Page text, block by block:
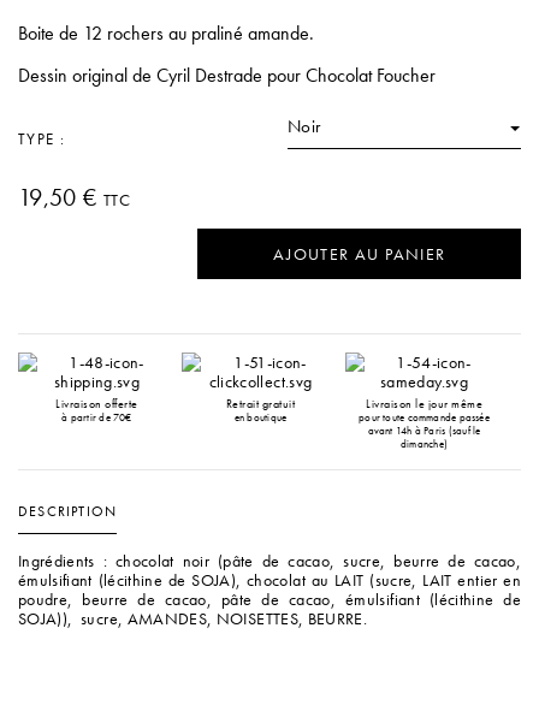
Boite de 12 rochers au praliné amande.
Dessin original de Cyril Destrade pour Chocolat Foucher
TYPE :
Noir
19,50 € TTC
AJOUTER AU PANIER
Livraison offerte
à partir de 70€
Retrait gratuit
en boutique
Livraison le jour même
pour toute commande passée
avant 14h à Paris (sauf le
dimanche)
DESCRIPTION
Ingrédients : chocolat noir (pâte de cacao, sucre, beurre de cacao,
émulsifiant (lécithine de SOJA), chocolat au LAIT (sucre, LAIT entier en
poudre, beurre de cacao, pâte de cacao, émulsifiant (lécithine de
SOJA)), sucre, AMANDES, NOISETTES, BEURRE.